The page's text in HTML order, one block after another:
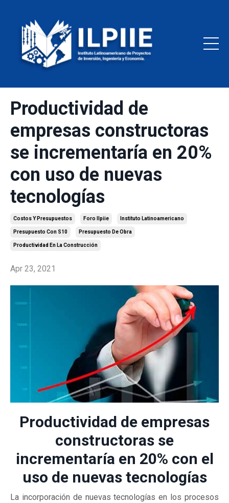
Productividad de
empresas constructoras
se incrementaría en 20%
con uso de nuevas
tecnologías
Costos Y Presupuestos Foro Ilpiie Instituto Latinoamericano
Presupuesto Con S10 Presupuesto De Obra
Productividad En La Construcción
Apr 23, 2021
Productividad de empresas
constructoras se
incrementaría en 20% con el
uso de nuevas tecnologías
La incorporación de nuevas tecnologías en los procesos